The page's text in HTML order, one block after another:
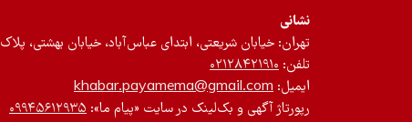
نشانی
تهران: خیابان شریعتی، ابتدای عباس‌آباد، خیابان بهشتی، پلاک ۱۲، طبقه سوم، واحد ۵
تلفن: ۰۲۱۲۸۴۲۱۹۱۰
ایمیل: khabar.payamema@gmail.com
رپورتاژ آگهی و بک‌لینک در سایت «پیام ما»: ۰۹۹۴۵۶۱۲۹۳۵